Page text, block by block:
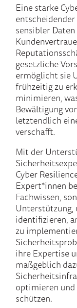
Eine starke
sensibler
gesetzliche
ermöglicht sie
frühzeitig zu
minimieren,
Bewältigung
letztendlich
verschafft.
Mit der
Cyber
Expert*innen
Fachwissen,
Unterstützung,
identifizieren,
zu
ihre Expertise
maßgeblich
optimieren und
schützen.